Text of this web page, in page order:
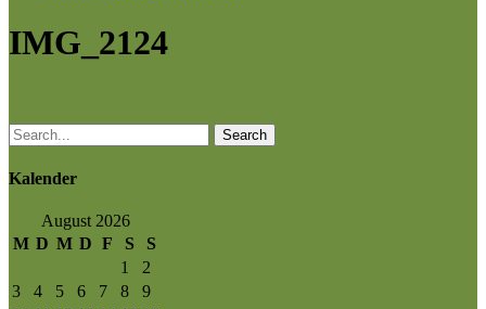
IMG_2124
Search
Kalender
August 2026
M D M D F S
S
1
2
3
4 5 6 7 8
9